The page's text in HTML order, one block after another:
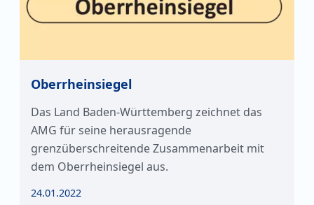
Oberrheinsiegel
Das Land Baden-Württemberg zeichnet das
AMG für seine herausragende
grenzüberschreitende Zusammenarbeit mit
dem Oberrheinsiegel aus.
24.01.2022